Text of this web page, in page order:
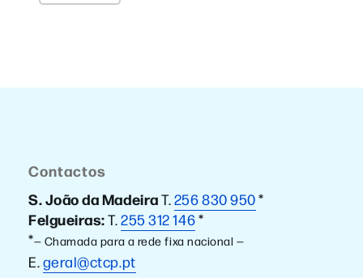
Contactos
S. João da MadeiraT.256 830 950*
Felgueiras:T.255 312 146*
*— Chamada para a rede fixa nacional —
E.geral@ctcp.pt